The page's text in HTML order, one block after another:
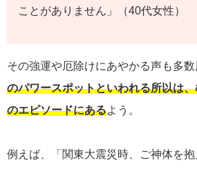
ことがありません」（40代女性）
その強運や厄除けにあやかる声も多数
のパワースポットといわれる所以は
のエピソードにあるよう。
例えば、「関東大震災時、ご神体を